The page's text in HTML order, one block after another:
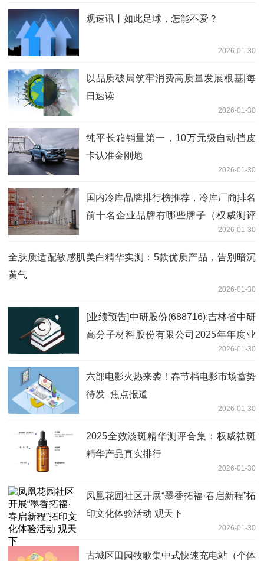
观速讯丨如此足球，怎能不爱？
2026-01-30
以品质破局筑牢消费高质量发展根基|每
日速读
2026-01-30
纯平长箱销量第一，10万元级自动挡皮
卡认准金刚炮
2026-01-30
国内冷库品牌排行榜推荐，冷库厂商排名
前十名企业品牌有哪些牌子（权威测评
2026-01-30
全肤质适配敏感肌美白精华实测：5款优质产品，告别暗沉
黄气
2026-01-30
[业绩预告]中研股份(688716):吉林省中研
高分子材料股份有限公司2025年年度业
2026-01-30
六部电影火热来袭！春节档电影市场蓄势
待发_焦点报道
2026-01-30
2025全效淡斑精华测评合集：权威祛斑
精华产品真实排行
2026-01-30
凤凰花园社区开展“墨香拓福·春启新程”拓
印文化体验活动 观天下
2026-01-30
古城区田园牧歌集中式快速充电站（个体